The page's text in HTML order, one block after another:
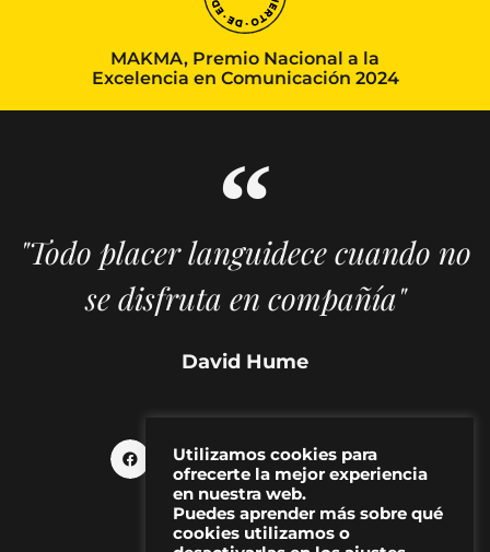
MAKMA, Premio Nacional a la
Excelencia en Comunicación 2024
"Todo placer languidece cuando no
se disfruta en compañía"
David Hume
Utilizamos cookies para
ofrecerte la mejor experiencia
en nuestra web.
Puedes aprender más sobre qué
cookies utilizamos o